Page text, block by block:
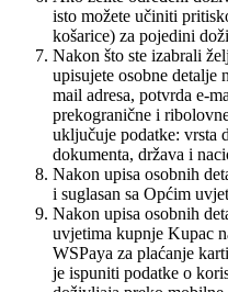
isto možete učiniti
košarice) za pojedini
Nakon što ste izabrali
upisujete osobne detalje
mail adresa, potvrda e-
prekogranične i
uključuje podatke: vrsta
dokumenta, država i
Nakon upisa osobnih
i suglasan sa Općim
Nakon upisa osobnih
uvjetima kupnje Kupac
WSPaya za plaćanje
je ispuniti podatke o